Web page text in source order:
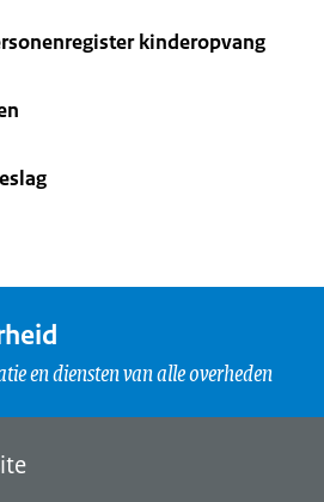
kinderopvang
en diensten van alle overheden